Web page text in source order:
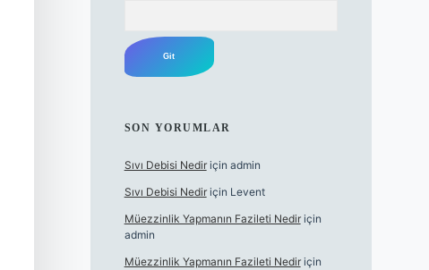
SON YORUMLAR
Sıvı Debisi Nediriçin admin
Sıvı Debisi Nediriçin Levent
Müezzinlik Yapmanın Fazileti Nediriçin
admin
Müezzinlik Yapmanın Fazileti Nediriçin